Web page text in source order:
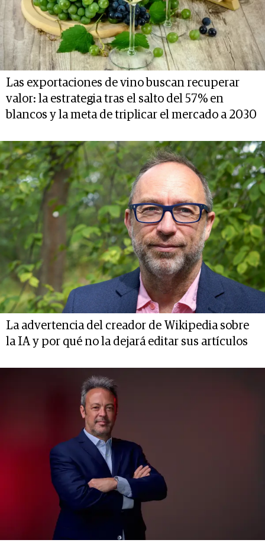
Las exportaciones de vino buscan recuperar
valor: la estrategia tras el salto del 57% en
blancos y la meta de triplicar el mercado a 2030
La advertencia del creador de Wikipedia sobre
la IA y por qué no la dejará editar sus artículos